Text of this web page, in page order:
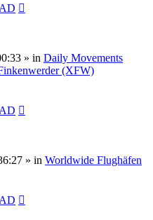
» in Daily Movements
(XFW)
» in Worldwide Flughäfen